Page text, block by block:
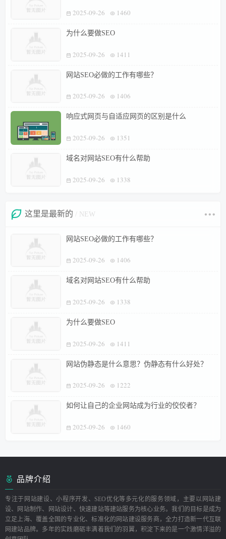
2025-09-26 1460
为什么要做SEO
2025-09-26 1411
网站SEO必做的工作有哪些？
2025-09-26 1406
响应式网页与自适应网页的区别是什么
2025-09-26 1351
域名对网站SEO有什么帮助
2025-09-26 1338
这里是最新的 / NEW
网站SEO必做的工作有哪些？
2025-09-26 1406
域名对网站SEO有什么帮助
2025-09-26 1338
为什么要做SEO
2025-09-26 1411
网站伪静态是什么意思？伪静态有什么好处？
2025-09-26 1222
如何让自己的企业网站成为行业的佼佼者？
2025-09-26 1460
品牌介绍
专注于网站建设、小程序开发、SEO优化等多元化的服务领域，主要以网站建
设、网站制作、网站设计、快速建站等建站服务为核心业务。我们的目标是成为
立足上海、覆盖全国的专业化、标准化的网站建设服务商，全力打造新一代互联
网建站品牌。多年的实践磨砺丰满着我们的羽翼，积淀下来的是一个激情洋溢的